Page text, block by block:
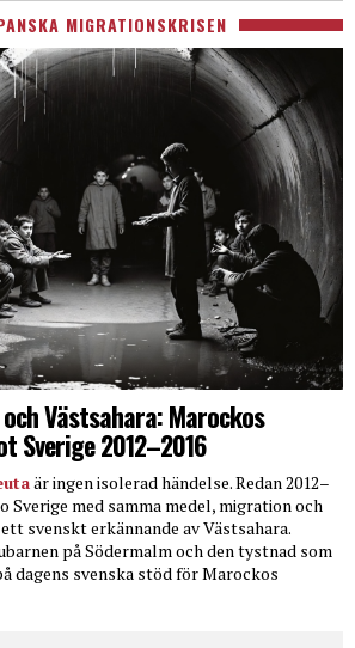
MIGRATIONSKRISEN
Västsahara: Marockos
Sverige 2012–2016
är ingen isolerad händelse. Redan 2012–
Sverige med samma medel, migration och
svenskt erkännande av Västsahara.
på Södermalm och den tystnad som
dagens svenska stöd för Marockos